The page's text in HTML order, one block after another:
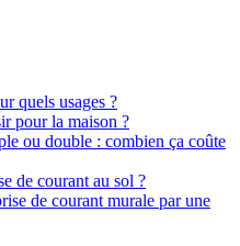
quels usages ?
pour la maison ?
ou double : combien ça coûte
de courant au sol ?
de courant murale par une